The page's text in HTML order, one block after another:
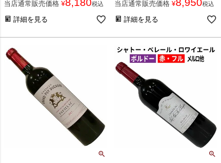
当店通常販売価格 ¥ 税込
詳細を見る
当店通常販売価格 ¥ 税込
詳細を見る